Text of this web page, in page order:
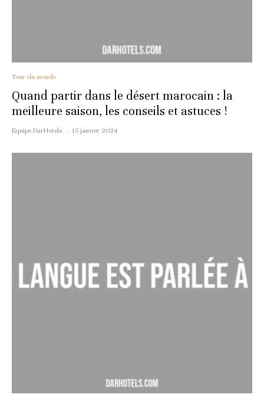
Tour du monde
Quand partir dans le désert marocain : la
meilleure saison, les conseils et astuces !
Equipe DarHotels · 15 janvier 2024